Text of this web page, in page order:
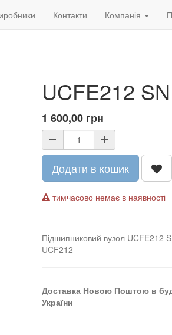
Контакти Компанія
UCFE212
1 600,00 грн
Додати в кошик
тимчасово немає в наявності
Підшипниковий вузол UCFE212
UCF212
Доставка Новою Поштою в
України